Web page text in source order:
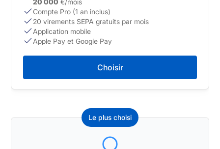
20 000 €/mois
Compte Pro (1 an inclus)
20 virements SEPA gratuits par mois
Application mobile
Apple Pay et Google Pay
Choisir
Le plus choisi